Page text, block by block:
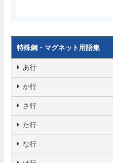
特殊鋼・マグネット用語集
あ行
か行
さ行
た行
な行